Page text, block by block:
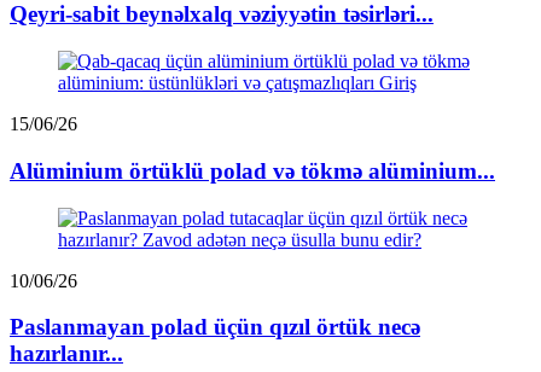
Qeyri-sabit beynəlxalq vəziyyətin təsirləri...
15/06/26
Alüminium örtüklü polad və tökmə alüminium...
10/06/26
Paslanmayan polad üçün qızıl örtük necə
hazırlanır...